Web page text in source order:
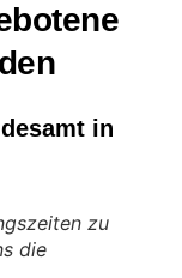
in
zu
die